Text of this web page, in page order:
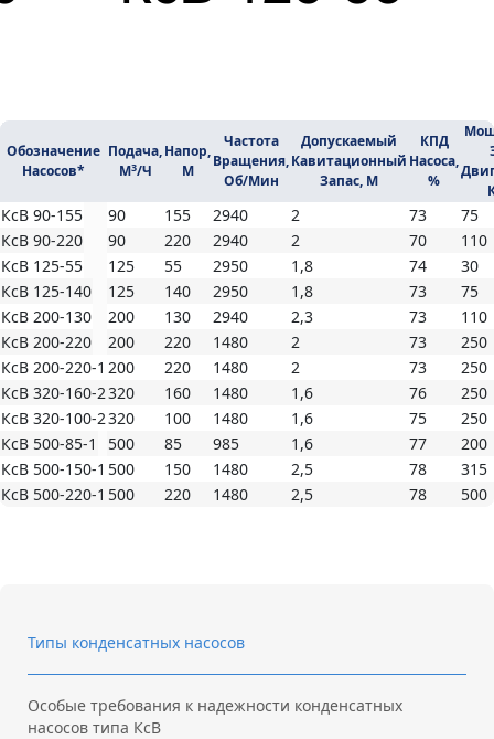
Обозначение
Насосов*
Подача,
М3/ч
Напор,
М
Частота
Вращения,
Об/мин
Допускаемый
Кавитационный
Запас, М
КПД
Насоса,
%
КсВ 90-155 90 155 2940 2 73
75
КсВ 90-220
90 220 2940 2 70
110
КсВ 125-55
125 55 2950 1,8 74
30
КсВ 125-140
125 140 2950 1,8 73
75
КсВ 200-130
200 130 2940 2,3 73
110
КсВ 200-220
200 220 1480 2 73
250
КсВ 200-220-1 200 220 1480 2 73
250
КсВ 320-160-2320 160 1480 1,6 76
250
КсВ 320-100-2320 100 1480 1,6 75
250
КсВ 500-85-1
500 85 985 1,6 77
200
КсВ 500-150-1 500 150 1480 2,5 78
315
КсВ 500-220-1 500 220 1480 2,5 78 500
Типы конденсатных насосов
Особые требования к надежности конденсатных
насосов типа КсВ